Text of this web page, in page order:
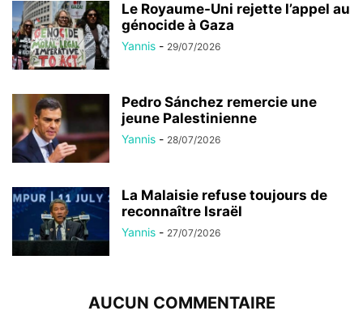
Le Royaume-Uni rejette l’appel au
génocide à Gaza
Yannis - 29/07/2026
Pedro Sánchez remercie une
jeune Palestinienne
Yannis - 28/07/2026
La Malaisie refuse toujours de
reconnaître Israël
Yannis - 27/07/2026
AUCUN COMMENTAIRE